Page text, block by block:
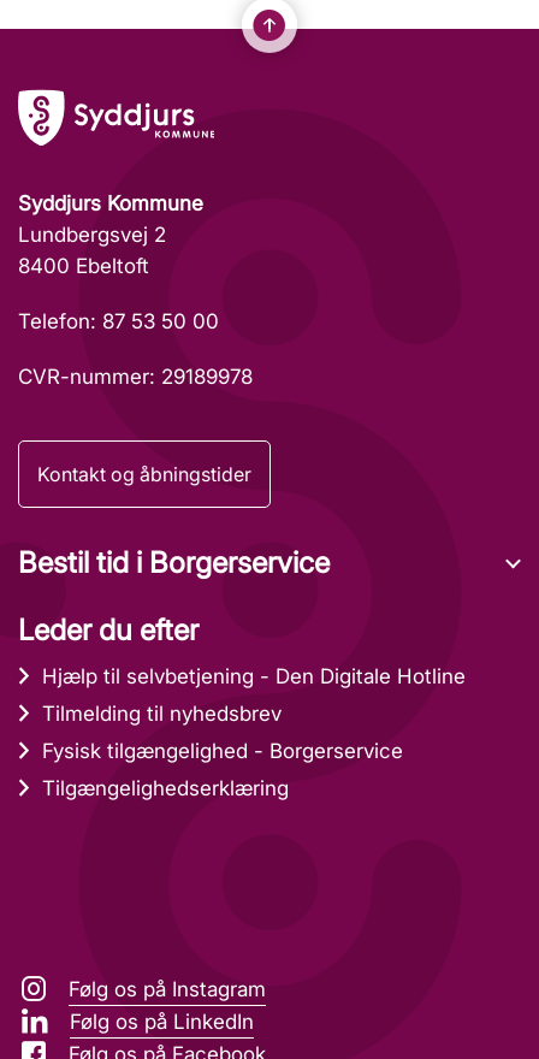
Syddjurs Kommune
Lundbergsvej 2
8400 Ebeltoft
Telefon: 87 53 50 00
CVR-nummer: 29189978
Kontakt og åbningstider
Bestil tid i Borgerservice
Leder du efter
Hjælp til selvbetjening - Den Digitale Hotline
Tilmelding til nyhedsbrev
Fysisk tilgængelighed - Borgerservice
Tilgængelighedserklæring
Følg os på Instagram
Følg os på LinkedIn